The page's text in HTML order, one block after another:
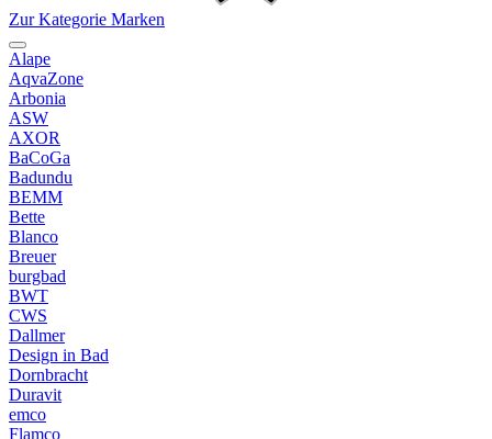
Zur Kategorie Marken
Alape
AqvaZone
Arbonia
ASW
AXOR
BaCoGa
Badundu
BEMM
Bette
Blanco
Breuer
burgbad
BWT
CWS
Dallmer
Design in Bad
Dornbracht
Duravit
emco
Flamco